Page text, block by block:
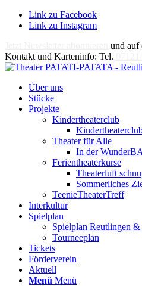
Link zu Facebook
Link zu Instagram
und auf
Kontakt und Karteninfo: Tel.
Über uns
Stücke
Projekte
Kindertheaterclub
Theater für Alle
In der
Ferientheaterkurse
Theaterluft
Sommerliches
TeenieTheaterTreff
Interkultur
Spielplan
Spielplan Reutlingen
Tourneeplan
Tickets
Förderverein
Aktuell
Menü Menü